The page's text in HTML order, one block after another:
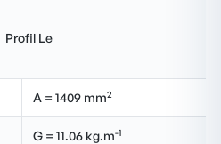
A = 1409 mm2
G = 11.06 kg.m-1